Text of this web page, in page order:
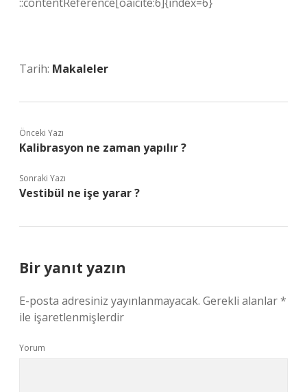
Tarih: Makaleler
Önceki Yazı
Kalibrasyon ne zaman yapılır ?
Sonraki Yazı
Vestibül ne işe yarar ?
Bir yanıt yazın
E-posta adresiniz yayınlanmayacak. Gerekli alanlar*
ile işaretlenmişlerdir
Yorum